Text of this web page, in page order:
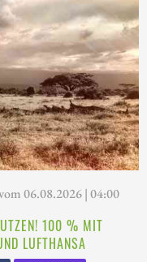
06.08.2026 | 04:00
100 % MIT
LUFTHANSA